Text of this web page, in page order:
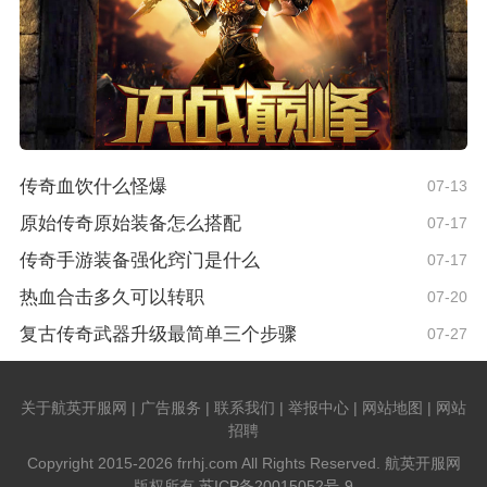
传奇血饮什么怪爆 07-13
原始传奇原始装备怎么搭配 07-17
传奇手游装备强化窍门是什么 07-17
热血合击多久可以转职 07-20
复古传奇武器升级最简单三个步骤 07-27
关于航英开服网 | 广告服务 | 联系我们 | 举报中心 | 网站地图 | 网站
招聘
Copyright 2015-2026 frrhj.com All Rights Reserved. 航英开服网